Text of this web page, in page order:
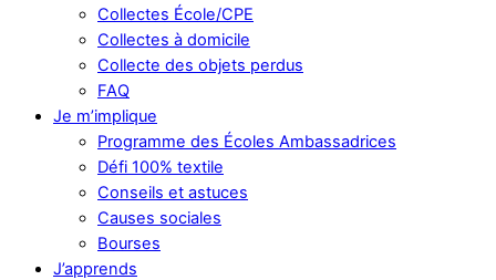
Collectes École/CPE
Collectes à domicile
Collecte des objets perdus
FAQ
Je m’implique
Programme des Écoles Ambassadrices
Défi 100% textile
Conseils et astuces
Causes sociales
Bourses
J’apprends